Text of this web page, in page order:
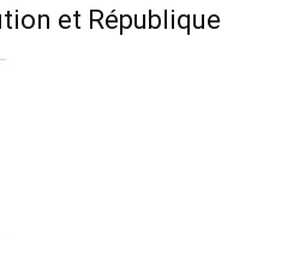
et République